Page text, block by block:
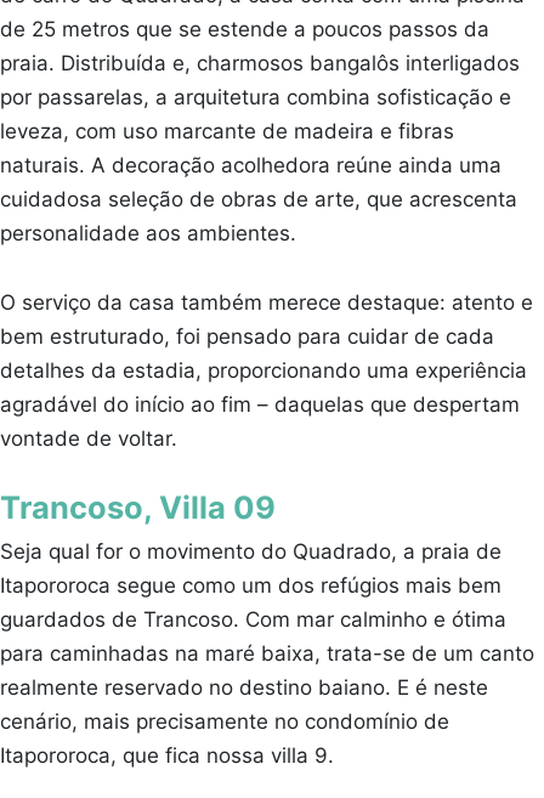
de 25 metros que se estende a poucos passos da
praia. Distribuída e, charmosos bangalôs interligados
por passarelas, a arquitetura combina sofisticação e
leveza, com uso marcante de madeira e fibras
naturais. A decoração acolhedora reúne ainda uma
cuidadosa seleção de obras de arte, que acrescenta
personalidade aos ambientes.
O serviço da casa também merece destaque: atento e
bem estruturado, foi pensado para cuidar de cada
detalhes da estadia, proporcionando uma experiência
agradável do início ao fim – daquelas que despertam
vontade de voltar.
Trancoso, Villa 09
Seja qual for o movimento do Quadrado, a praia de
Itapororoca segue como um dos refúgios mais bem
guardados de Trancoso. Com mar calminho e ótima
para caminhadas na maré baixa, trata-se de um canto
realmente reservado no destino baiano. E é neste
cenário, mais precisamente no condomínio de
Itapororoca, que fica nossa villa 9.